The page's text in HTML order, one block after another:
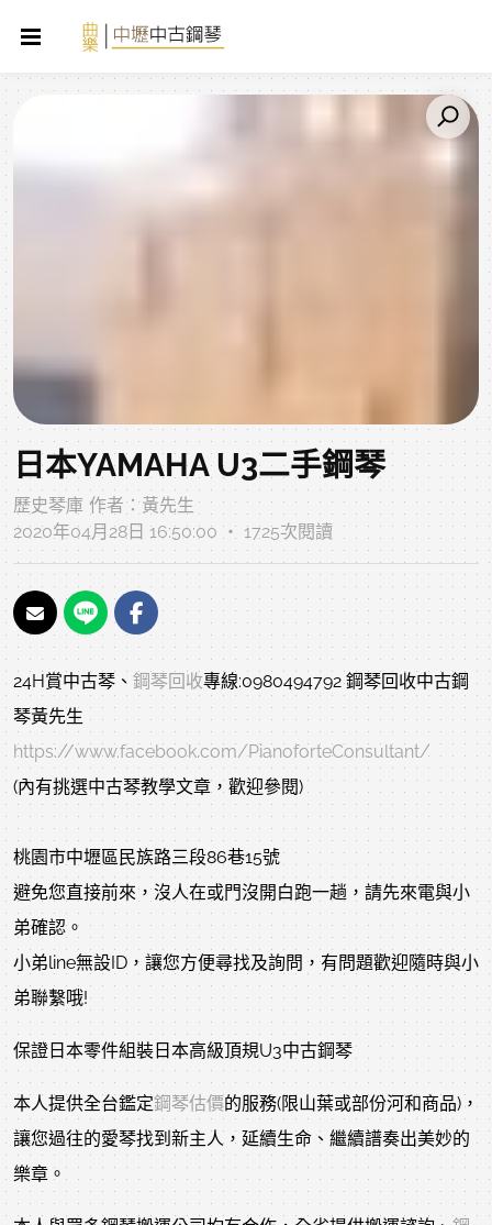
日本YAMAHA U3二手鋼琴
歷史琴庫 作者：黃先生
2020年04月28日 16:50:00 ‧ 1725次閱讀
24H賞中古琴、 鋼琴回收專線:0980494792 鋼琴回收中古鋼
琴黃先生
https://www.facebook.com/PianoforteConsultant/
(內有挑選中古琴教學文章，歡迎參閱)
桃園市中壢區民族路三段86巷15號
避免您直接前來，沒人在或門沒開白跑一趟，請先來電與小
弟確認。
小弟line無設ID，讓您方便尋找及詢問，有問題歡迎隨時與小
弟聯繫哦!
保證日本零件組裝日本高級頂規U3中古鋼琴
本人提供全台鑑定鋼琴估價的服務(限山葉或部份河和商品)，
讓您過往的愛琴找到新主人，延續生命、繼續譜奏出美妙的
樂章。